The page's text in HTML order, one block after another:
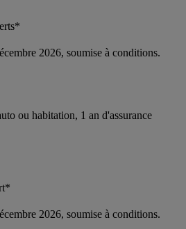
2026, soumise à conditions.
ou habitation, 1 an d'assurance
2026, soumise à conditions.